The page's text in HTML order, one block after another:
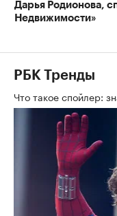
Дарья Родионова,
Недвижимости»
РБК Тренды
Что такое спойлер: